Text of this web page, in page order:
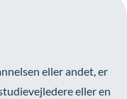
eller andet, er
eller en